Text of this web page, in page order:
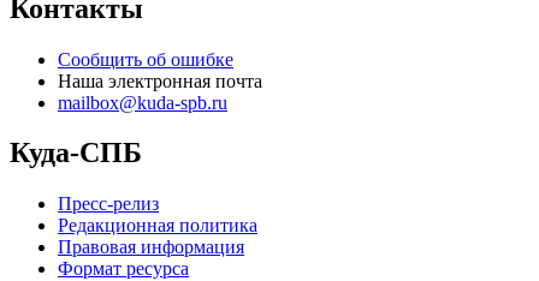
Контакты
Сообщить об ошибке
Наша электронная почта
mailbox@kuda-spb.ru
Куда-СПБ
Пресс-релиз
Редакционная политика
Правовая информация
Формат ресурса